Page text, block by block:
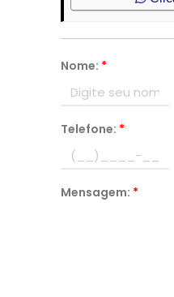
Nome: *
Telefone: *
Mensagem: *